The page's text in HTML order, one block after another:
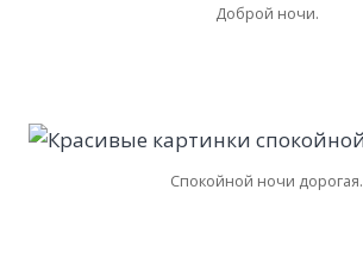
Доброй ночи.
Спокойной ночи дорогая.